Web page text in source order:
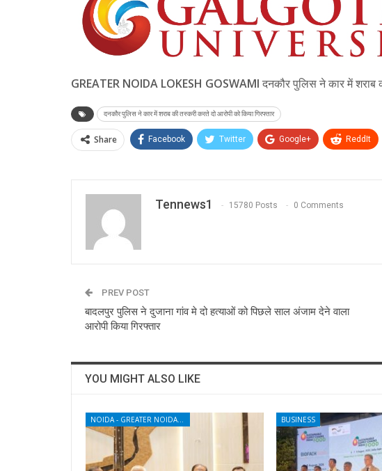
GREATER NOIDA LOKESH GOSWAMI दनकौर पुलिस ने कार में शराब
दनकौर पुलिस ने कार में शराब की तस्करी करते दो आरोपी को किया गिरफ्तार
Share Facebook Twitter Google+ ReddIt
Tennews1 15780 Posts 0 Comments
PREV POST
बादलपुर पुलिस ने दुजाना गांव मे दो हत्याओं को पिछले साल अंजाम देने वाला
आरोपी किया गिरफ्तार
YOU MIGHT ALSO LIKE
BUSINESS